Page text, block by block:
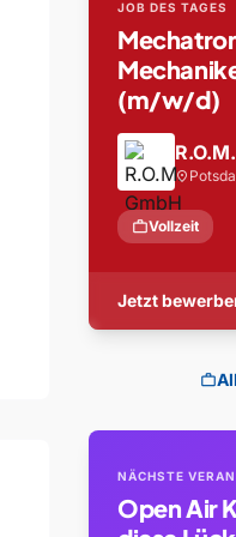
JOB DES TAGES
(m/w/d)
location_on
workVollzeit
Jetzt
work
NÄCHSTE
Open Air